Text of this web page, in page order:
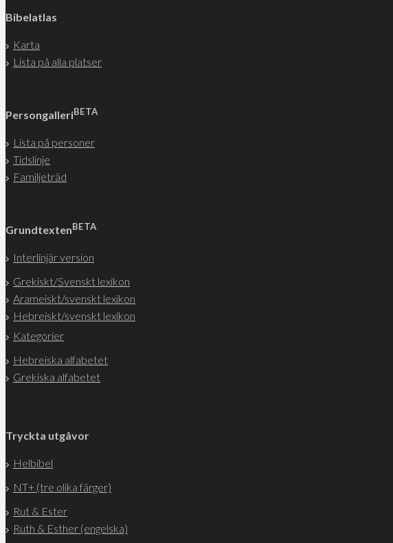
Bibelatlas
Karta
Lista på alla platser
PersongalleriBETA
Lista på personer
Tidslinje
Familjeträd
GrundtextenBETA
Interlinjär version
Grekiskt/Svenskt lexikon
Arameiskt/svenskt lexikon
Hebreiskt/svenskt lexikon
Kategorier
Hebreiska alfabetet
Grekiska alfabetet
Tryckta utgåvor
Helbibel
NT+ (tre olika färger)
Rut & Ester
Ruth & Esther (engelska)